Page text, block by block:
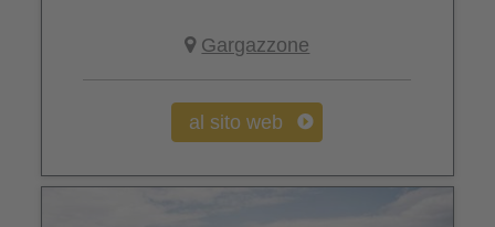
Gargazzone
al sito web